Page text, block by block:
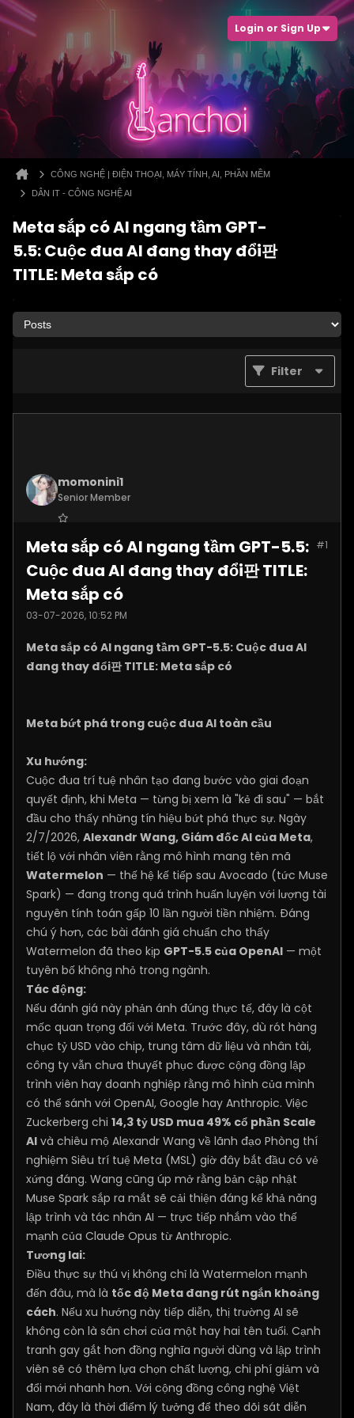
Login or Sign Up
CÔNG NGHỆ | ĐIỆN THOẠI, MÁY TÍNH, AI, PHẦN MỀM
DÂN IT - CÔNG NGHỆ AI
Meta sắp có AI ngang tầm GPT-
5.5: Cuộc đua AI đang thay đổi판
TITLE: Meta sắp có
Filter
momonini1
Senior Member
Join Date:
Posts: 5399 #1
Meta sắp có AI ngang tầm GPT-5.5:
Cuộc đua AI đang thay đổi판 TITLE:
Meta sắp có
03-07-2026, 10:52 PM
Meta sắp có AI ngang tầm GPT-5.5: Cuộc đua AI
đang thay đổi판 TITLE: Meta sắp có
Meta bứt phá trong cuộc đua AI toàn cầu
Xu hướng:
Cuộc đua trí tuệ nhân tạo đang bước vào giai đoạn
quyết định, khi Meta — từng bị xem là "kẻ đi sau" — bắt
đầu cho thấy những tín hiệu bứt phá thực sự. Ngày
2/7/2026, Alexandr Wang, Giám đốc AI của Meta,
tiết lộ với nhân viên rằng mô hình mang tên mã
Watermelon — thế hệ kế tiếp sau Avocado (tức Muse
Spark) — đang trong quá trình huấn luyện với lượng tài
nguyên tính toán gấp 10 lần người tiền nhiệm. Đáng
chú ý hơn, các bài đánh giá chuẩn cho thấy
Watermelon đã theo kịp GPT-5.5 của OpenAI — một
tuyên bố không nhỏ trong ngành.
Tác động:
Nếu đánh giá này phản ánh đúng thực tế, đây là cột
mốc quan trọng đối với Meta. Trước đây, dù rót hàng
chục tỷ USD vào chip, trung tâm dữ liệu và nhân tài,
công ty vẫn chưa thuyết phục được cộng đồng lập
trình viên hay doanh nghiệp rằng mô hình của mình
có thể sánh với OpenAI, Google hay Anthropic. Việc
Zuckerberg chi 14,3 tỷ USD mua 49% cổ phần Scale
AI và chiêu mộ Alexandr Wang về lãnh đạo Phòng thí
nghiệm Siêu trí tuệ Meta (MSL) giờ đây bắt đầu có vẻ
xứng đáng. Wang cũng úp mở rằng bản cập nhật
Muse Spark sắp ra mắt sẽ cải thiện đáng kể khả năng
lập trình và tác nhân AI — trực tiếp nhắm vào thế
mạnh của Claude Opus từ Anthropic.
Tương lai:
Điều thực sự thú vị không chỉ là Watermelon mạnh
đến đâu, mà là tốc độ Meta đang rút ngắn khoảng
cách. Nếu xu hướng này tiếp diễn, thị trường AI sẽ
không còn là sân chơi của một hay hai tên tuổi. Cạnh
tranh gay gắt hơn đồng nghĩa người dùng và lập trình
viên sẽ có thêm lựa chọn chất lượng, chi phí giảm và
đổi mới nhanh hơn. Với cộng đồng công nghệ Việt
Nam, đây là thời điểm lý tưởng để theo dõi sát diễn